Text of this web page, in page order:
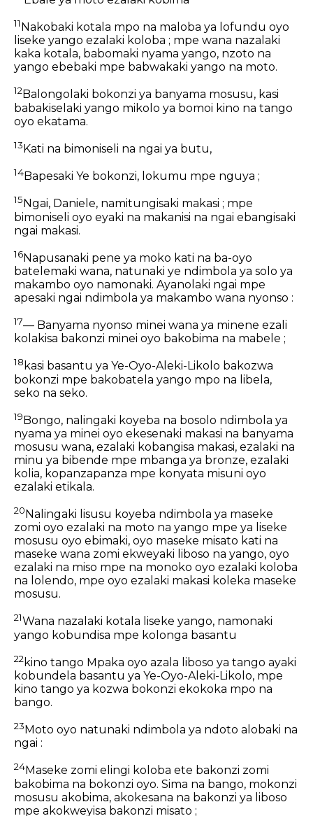
11 Nakobaki kotala mpo na maloba ya lofundu oyo
liseke yango ezalaki koloba ; mpe wana nazalaki
kaka kotala, babomaki nyama yango, nzoto na
yango ebebaki mpe babwakaki yango na moto.
12Balongolaki bokonzi ya banyama mosusu, kasi
babakiselaki yango mikolo ya bomoi kino na tango
oyo ekatama.
13Kati na bimoniseli na ngai ya butu,
14Bapesaki Ye bokonzi, lokumu mpe nguya ;
15 Ngai, Daniele, namitungisaki makasi ; mpe
bimoniseli oyo eyaki na makanisi na ngai ebangisaki
ngai makasi.
16Napusanaki pene ya moko kati na ba-oyo
batelemaki wana, natunaki ye ndimbola ya solo ya
makambo oyo namonaki. Ayanolaki ngai mpe
apesaki ngai ndimbola ya makambo wana nyonso :
17— Banyama nyonso minei wana ya minene ezali
kolakisa bakonzi minei oyo bakobima na mabele ;
18 kasi basantu ya Ye-Oyo-Aleki-Likolo bakozwa
bokonzi mpe bakobatela yango mpo na libela,
seko na seko.
19Bongo, nalingaki koyeba na bosolo ndimbola ya
nyama ya minei oyo ekesenaki makasi na banyama
mosusu wana, ezalaki kobangisa makasi, ezalaki na
minu ya bibende mpe mbanga ya bronze, ezalaki
kolia, kopanzapanza mpe konyata misuni oyo
ezalaki etikala.
20 Nalingaki lisusu koyeba ndimbola ya maseke
zomi oyo ezalaki na moto na yango mpe ya liseke
mosusu oyo ebimaki, oyo maseke misato kati na
maseke wana zomi ekweyaki liboso na yango, oyo
ezalaki na miso mpe na monoko oyo ezalaki koloba
na lolendo, mpe oyo ezalaki makasi koleka maseke
mosusu.
21Wana nazalaki kotala liseke yango, namonaki
yango kobundisa mpe kolonga basantu
22 kino tango Mpaka oyo azala liboso ya tango ayaki
kobundela basantu ya Ye-Oyo-Aleki-Likolo, mpe
kino tango ya kozwa bokonzi ekokoka mpo na
bango.
23 Moto oyo natunaki ndimbola ya ndoto alobaki na
ngai :
24Maseke zomi elingi koloba ete bakonzi zomi
bakobima na bokonzi oyo. Sima na bango, mokonzi
mosusu akobima, akokesana na bakonzi ya liboso
mpe akokweyisa bakonzi misato ;